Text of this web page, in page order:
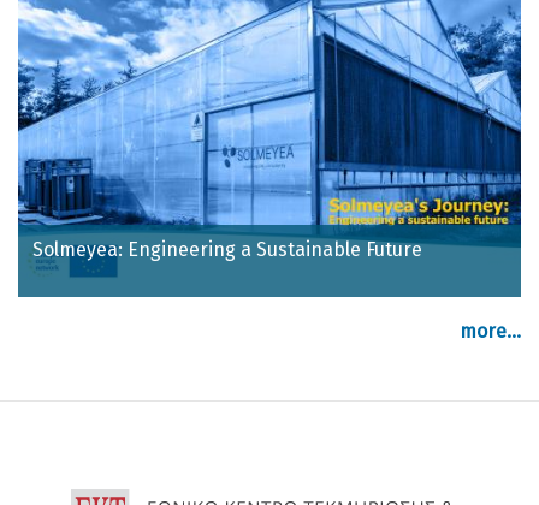
Solmeyea: Engineering a Sustainable Future
more...